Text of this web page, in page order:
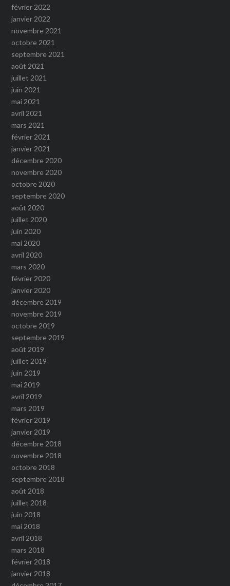
février 2022
janvier 2022
novembre 2021
octobre 2021
septembre 2021
août 2021
juillet 2021
juin 2021
mai 2021
avril 2021
mars 2021
février 2021
janvier 2021
décembre 2020
novembre 2020
octobre 2020
septembre 2020
août 2020
juillet 2020
juin 2020
mai 2020
avril 2020
mars 2020
février 2020
janvier 2020
décembre 2019
novembre 2019
octobre 2019
septembre 2019
août 2019
juillet 2019
juin 2019
mai 2019
avril 2019
mars 2019
février 2019
janvier 2019
décembre 2018
novembre 2018
octobre 2018
septembre 2018
août 2018
juillet 2018
juin 2018
mai 2018
avril 2018
mars 2018
février 2018
janvier 2018